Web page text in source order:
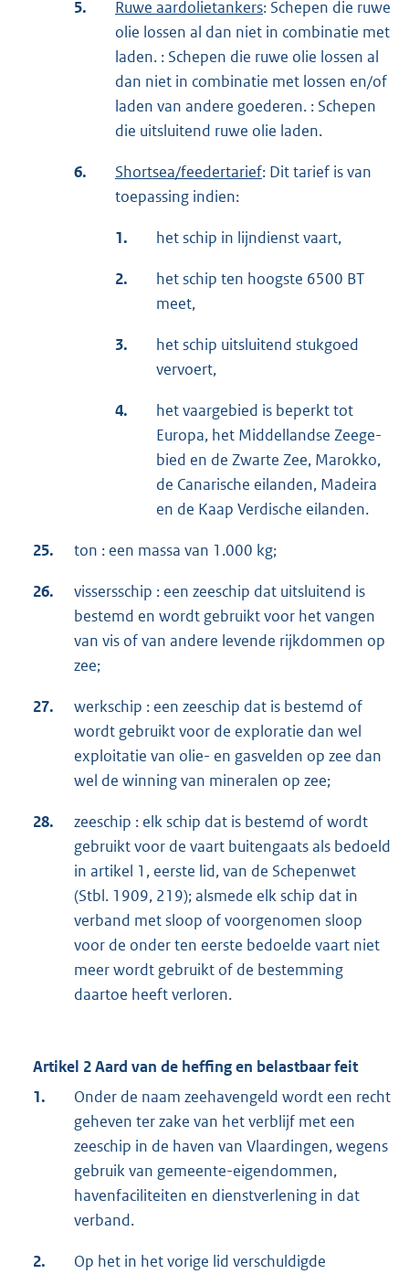
5. Ruwe aardolietankers: Schepen die ruwe
olie lossen al dan niet in combinatie met
laden. : Schepen die ruwe olie lossen al
dan niet in combinatie met lossen en/of
laden van andere goederen. : Schepen
die uitsluitend ruwe olie laden.
6. Shortsea/feedertarief: Dit tarief is van
toepassing indien:
1. het schip in lijndienst vaart,
2.
het schip ten hoogste 6500 BT
meet,
3.
het schip uitsluitend stukgoed
vervoert,
4.
het vaargebied is beperkt tot
Europa, het Mid­del­landse Zeege­
bied en de Zwarte Zee, Ma­rokko,
de Canarische eilanden, Madeira
en de Kaap Verdische eilanden.
25. ton : een massa van 1.000 kg;
26.
vissersschip : een zeeschip dat uitsluitend is
bestemd en wordt gebruikt voor het vangen
van vis of van andere levende rijkdommen op
zee;
27.
werkschip : een zeeschip dat is bestemd of
wordt gebruikt voor de exploratie dan wel
exploitatie van olie- en gasvelden op zee dan
wel de winning van mineralen op zee;
28.
zeeschip : elk schip dat is bestemd of wordt
gebruikt voor de vaart buitengaats als bedoeld
in artikel 1, eerste lid, van de Schepenwet
(Stbl. 1909, 219); alsmede elk schip dat in
verband met sloop of voorgenomen sloop
voor de onder ten eerste bedoelde vaart niet
meer wordt gebruikt of de bestemming
daartoe heeft verloren.
Artikel 2 Aard van de heffing en belastbaar feit
1.
Onder de naam zeehavengeld wordt een recht
geheven ter zake van het verblijf met een
zeeschip in de haven van Vlaardingen, wegens
gebruik van gemeente-eigendommen,
havenfaciliteiten en dienstverlening in dat
verband.
2.
Op het in het vorige lid verschuldigde